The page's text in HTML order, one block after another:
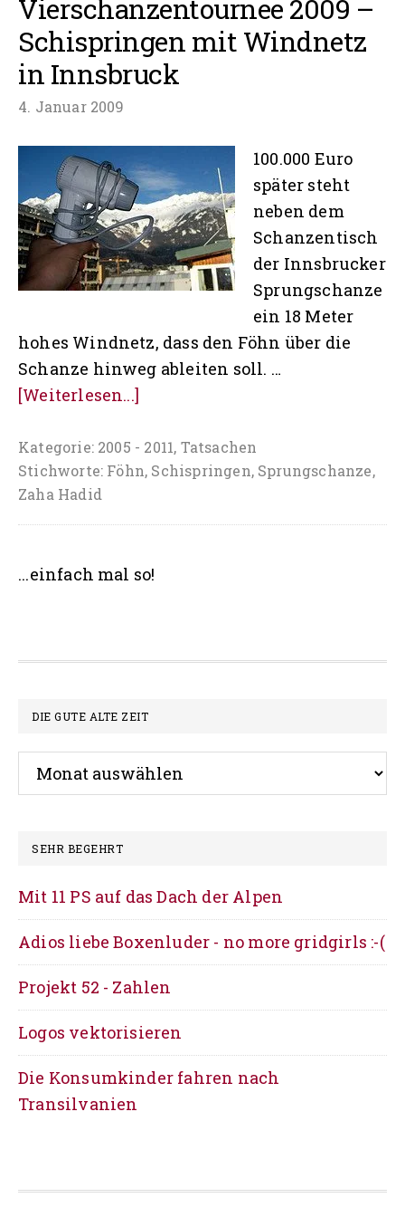
Vierschanzentournee 2009 –
Schispringen mit Windnetz
in Innsbruck
4. Januar 2009
100.000 Euro
später steht
neben dem
Schanzentisch
der Innsbrucker
Sprungschanze
ein 18 Meter
hohes Windnetz, dass den Föhn über die
Schanze hinweg ableiten soll. …
[Weiterlesen...]
–
Schispringen
Windnetz
Innsbruck
Kategorie: 2005 - 2011, Tatsachen
Stichworte: Föhn, Schispringen, Sprungschanze,
Zaha Hadid
Seitenspalte
...einfach mal so!
Footer
DIE GUTE ALTE ZEIT
Die
gute
Zeit
SEHR BEGEHRT
Mit 11 PS auf das Dach der Alpen
Adios liebe Boxenluder - no more gridgirls :-(
Projekt 52 - Zahlen
Logos vektorisieren
Die Konsumkinder fahren nach
Transilvanien